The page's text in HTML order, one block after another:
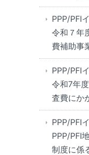
PPP/PFI
令和７年
費補助事
PPP/PFI
令和7年
査費にか
PPP/PFI
PPP/PFI
制度に係